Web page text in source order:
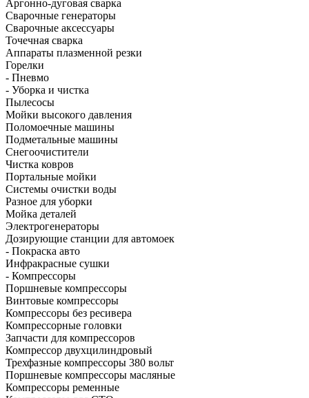
Аргонно-дуговая сварка
Сварочные генераторы
Сварочные аксессуары
Точечная сварка
Аппараты плазменной резки
Горелки
- Пневмо
- Уборка и чистка
Пылесосы
Мойки высокого давления
Поломоечные машины
Подметальные машины
Снегоочистители
Чистка ковров
Портальные мойки
Системы очистки воды
Разное для уборки
Мойка деталей
Электрогенераторы
Дозирующие станции для автомоек
- Покраска авто
Инфракрасные сушки
- Компрессоры
Поршневые компрессоры
Винтовые компрессоры
Компрессоры без ресивера
Компрессорные головки
Запчасти для компрессоров
Компрессор двухцилиндровый
Трехфазные компрессоры 380 вольт
Поршневые компрессоры масляные
Компрессоры ременные